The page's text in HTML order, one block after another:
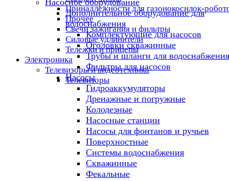
Принадлежности для газонокосилок-
Прочее
Свечи зажигания и фильтры
Силовые удлинители
Тележки и прицепы
Электроника
Телевизоры и видеотехника
Телевизоры
Насосное оборудование
Дополнительное оборудование для
водоснабжения
Комплектующие для насосов
Оголовки скважинные
Трубы и шланги для водоснабжения
Фильтры для насосов
Насосы
Гидроаккумуляторы
Дренажные и погружные
Колодезные
Насосные станции
Насосы для фонтанов и ручьев
Поверхностные
Системы водоснабжения
Скважинные
Фекальные